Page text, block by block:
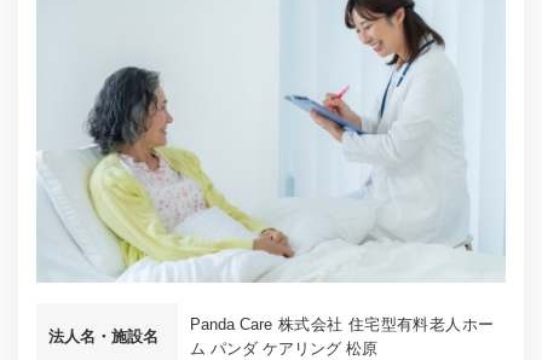
法人名・施設名
Panda Care 株式会社 住宅型有料老人ホー
ム パンダ ケアリング 松原